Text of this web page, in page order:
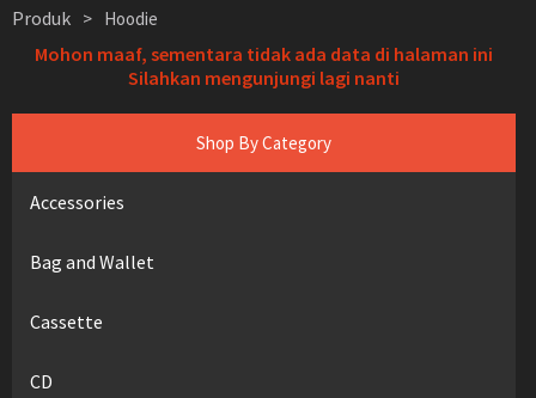
Shop By Category
Accessories
Bag and Wallet
Cassette
CD
Produk > Hoodie
Mohon maaf, sementara tidak ada data di halaman ini
Silahkan mengunjungi lagi nanti